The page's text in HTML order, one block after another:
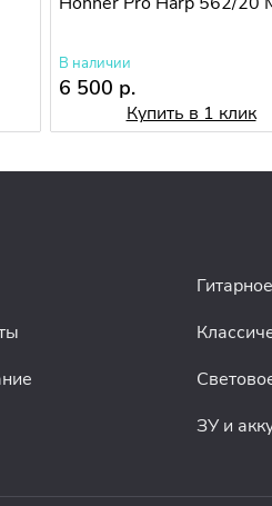
В наличии
6 500 р.
Купить в 1 клик
ЗУ и